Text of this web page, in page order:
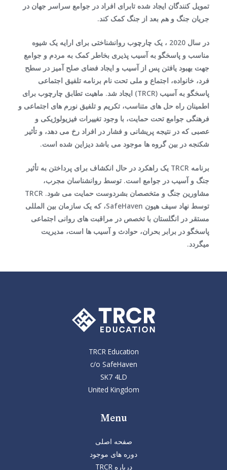
تمویل کنندگان ایجاد شده تابرای افراد در جوامع سراسر جهان در
جریان جنگ و هم بعد از جنگ کمک کند.
در سال 2020 ، یک چارچوب روانشناختی برای ارایه یک شیوه
مناسب و پاسخگو به آسیب پذیری بخاطر کمک به مردم و جوامع
جهت بهبود یافتن پس از آسیب و ایجاد فضای صلح آمیز در سطح
فرد، خانواده، اجتماع و ملی تحت نام برنامه تلفیق اجتماعی
پاسخگو به آسیب (TRCR) ایجاد شد. ماهیت تطابق چارچوب برای
اطمینان راه حل های متناسب، تکریم و تلفیق نورم های اجتماعی و
فرهنگی جوامع تحت حمایت، با وجود تغییرات فیزیولوژیکی و
عصبی که در نتیجه پریشانی و فشار در افراد رخ می دهد، و تأثیر
شکنجه در بین گروه ها موجود می باشد دیزاین شده است.
برنامه TRCR یک راهکرد در حال انکشاف برای پرداختن به تأثیر
جنگ و آسیب در جوامع است. توسط روانشناسان مجرب،
مشاورین جنگ و متخصصان بشردوست حمایت می شود. TRCR
توسط نهاد سیف هیون SafeHaven، که یک سازمان بین المللی
مستقر در انگلستان با تخصص در مراقبت های روانی اجتماعی
پاسخگو در برابر بحران، حوادث و آسیب ها است، مدیریت
میگردد.
TRCR Education
c/o SafeHaven
SK7 4LD
United Kingdom
Menu
صفحه اصلی
دوره های موجود
درباره TRCR